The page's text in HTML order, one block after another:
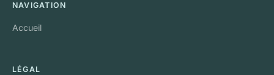
NAVIGATION
Accueil
LÉGAL